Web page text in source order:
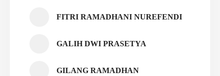
FITRI RAMADHANI NUREFENDI
GALIH DWI PRASETYA
GILANG RAMADHAN